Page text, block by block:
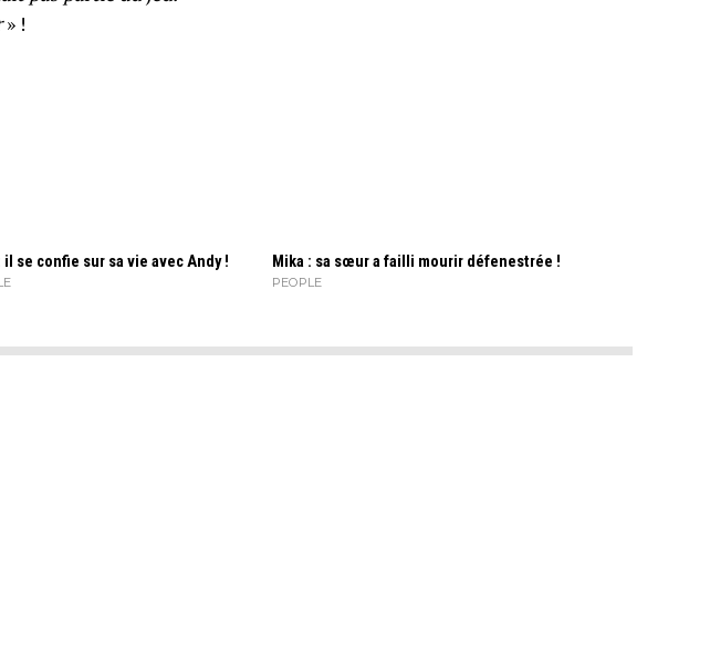
» !
il se confie sur sa vie avec Andy ! Mika : sa sœur a failli mourir défenestrée !
PEOPLE